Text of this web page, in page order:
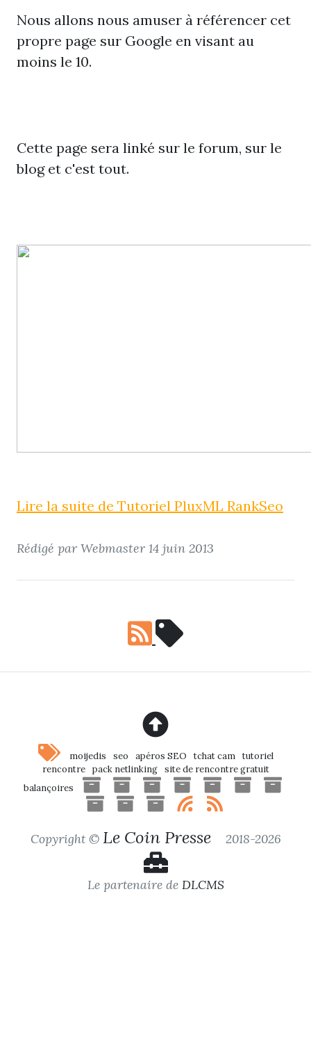
Nous allons nous amuser à référencer cet
propre page sur Google en visant au
moins le 10.
Cette page sera linké sur le forum, sur le
blog et c'est tout.
Lire la suite de Tutoriel PluxML RankSeo
Rédigé par Webmaster 14 juin 2013
moijedis seo apéros SEO tchat cam tutoriel
rencontre
pack netlinking
site de rencontre gratuit
balançoires
Copyright © Le Coin Presse 2018-2026
Le partenaire de DLCMS